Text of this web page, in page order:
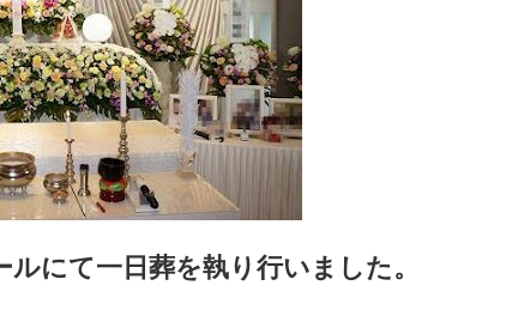
ルにて一日葬を執り行いました。